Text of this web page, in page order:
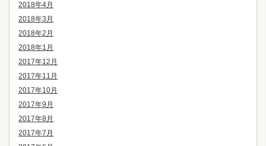
2018年4月
2018年3月
2018年2月
2018年1月
2017年12月
2017年11月
2017年10月
2017年9月
2017年8月
2017年7月